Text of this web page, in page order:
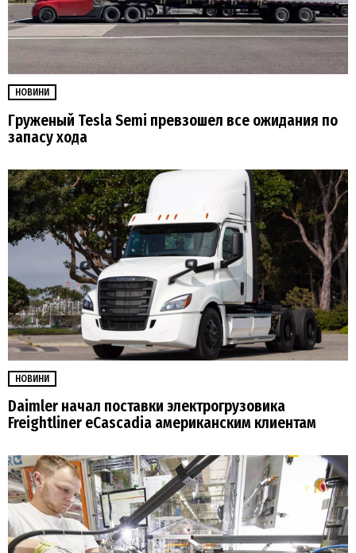
НОВИНИ
Груженый Tesla Semi превзошел все ожидания по
запасу хода
НОВИНИ
Daimler начал поставки электрогрузовика
Freightliner eCascadia американским клиентам